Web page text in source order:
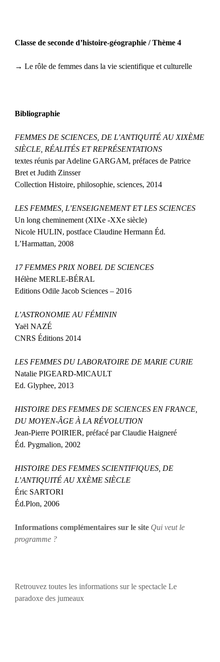
Classe de seconde d’histoire-géographie / Thème 4
→ Le rôle de femmes dans la vie scientifique et culturelle
Bibliographie
FEMMES DE SCIENCES, DE L’ANTIQUITÉ AU XIXÈME
SIÈCLE, RÉALITÉS ET REPRÉSENTATIONS
textes réunis par Adeline GARGAM, préfaces de Patrice
Bret et Judith Zinsser
Collection Histoire, philosophie, sciences, 2014
LES FEMMES, L’ENSEIGNEMENT ET LES SCIENCES
Un long cheminement (XIXe -XXe siècle)
Nicole HULIN, postface Claudine Hermann Éd.
L’Harmattan, 2008
17 FEMMES PRIX NOBEL DE SCIENCES
Hélène MERLE-BÉRAL
Editions Odile Jacob Sciences – 2016
L’ASTRONOMIE AU FÉMININ
Yaël NAZÉ
CNRS Éditions 2014
LES FEMMES DU LABORATOIRE DE MARIE CURIE
Natalie PIGEARD-MICAULT
Ed. Glyphee, 2013
HISTOIRE DES FEMMES DE SCIENCES EN FRANCE,
DU MOYEN-ÂGE À LA RÉVOLUTION
Jean-Pierre POIRIER, préfacé par Claudie Haigneré
Éd. Pygmalion, 2002
HISTOIRE DES FEMMES SCIENTIFIQUES, DE
L’ANTIQUITÉ AU XXÈME SIÈCLE
Éric SARTORI
Éd.Plon, 2006
Informations complémentaires sur le site Qui veut le
programme ?
Retrouvez toutes les informations sur le spectacle Le
paradoxe des jumeaux